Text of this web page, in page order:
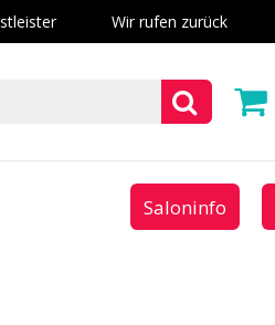
Wir rufen zurück
Saloninfo